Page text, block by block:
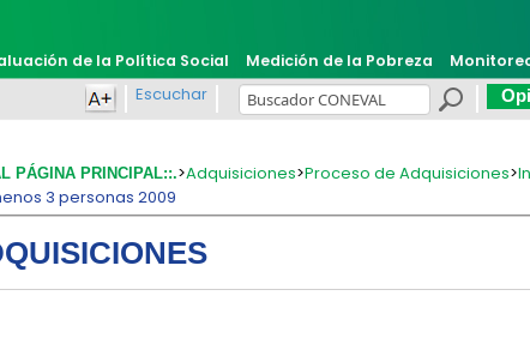
de la Política Social Medición de la Pobreza
Escuchar
PÁGINA PRINCIPAL::.>Adquisiciones>Proceso de Adquisiciones>
3 personas 2009